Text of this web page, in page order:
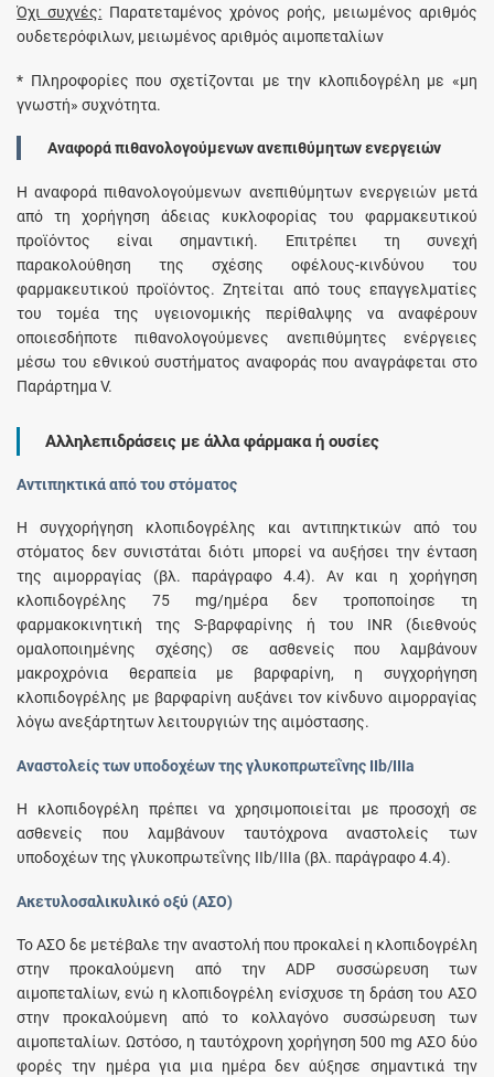
Όχι συχνές: Παρατεταμένος χρόνος ροής, μειωμένος αριθμός
ουδετερόφιλων, μειωμένος αριθμός αιμοπεταλίων
* Πληροφορίες που σχετίζονται με την κλοπιδογρέλη με «μη
γνωστή» συχνότητα.
Αναφορά πιθανολογούμενων ανεπιθύμητων ενεργειών
Η αναφορά πιθανολογούμενων ανεπιθύμητων ενεργειών μετά
από τη χορήγηση άδειας κυκλοφορίας του φαρμακευτικού
προϊόντος είναι σημαντική. Επιτρέπει τη συνεχή
παρακολούθηση της σχέσης οφέλους-κινδύνου του
φαρμακευτικού προϊόντος. Ζητείται από τους επαγγελματίες
του τομέα της υγειονομικής περίθαλψης να αναφέρουν
οποιεσδήποτε πιθανολογούμενες ανεπιθύμητες ενέργειες
μέσω του εθνικού συστήματος αναφοράς που αναγράφεται στο
Παράρτημα V.
Αλληλεπιδράσεις με άλλα φάρμακα ή ουσίες
Αντιπηκτικά από του στόματος
Η συγχορήγηση κλοπιδογρέλης και αντιπηκτικών από του
στόματος δεν συνιστάται διότι μπορεί να αυξήσει την ένταση
της αιμορραγίας (βλ. παράγραφο 4.4). Αν και η χορήγηση
κλοπιδογρέλης 75 mg/ημέρα δεν τροποποίησε τη
φαρμακοκινητική της S-βαρφαρίνης ή του INR (διεθνούς
ομαλοποιημένης σχέσης) σε ασθενείς που λαμβάνουν
μακροχρόνια θεραπεία με βαρφαρίνη, η συγχορήγηση
κλοπιδογρέλης με βαρφαρίνη αυξάνει τον κίνδυνο αιμορραγίας
λόγω ανεξάρτητων λειτουργιών της αιμόστασης.
Αναστολείς των υποδοχέων της γλυκοπρωτεΐνης IIb/IIIa
Η κλοπιδογρέλη πρέπει να χρησιμοποιείται με προσοχή σε
ασθενείς που λαμβάνουν ταυτόχρονα αναστολείς των
υποδοχέων της γλυκοπρωτεΐνης IIb/IIIa (βλ. παράγραφο 4.4).
Ακετυλοσαλικυλικό οξύ (ΑΣΟ)
Το ΑΣΟ δε μετέβαλε την αναστολή που προκαλεί η κλοπιδογρέλη
στην προκαλούμενη από την ADP συσσώρευση των
αιμοπεταλίων, ενώ η κλοπιδογρέλη ενίσχυσε τη δράση του ΑΣΟ
στην προκαλούμενη από το κολλαγόνο συσσώρευση των
αιμοπεταλίων. Ωστόσο, η ταυτόχρονη χορήγηση 500 mg ΑΣΟ δύο
φορές την ημέρα για μια ημέρα δεν αύξησε σημαντικά την